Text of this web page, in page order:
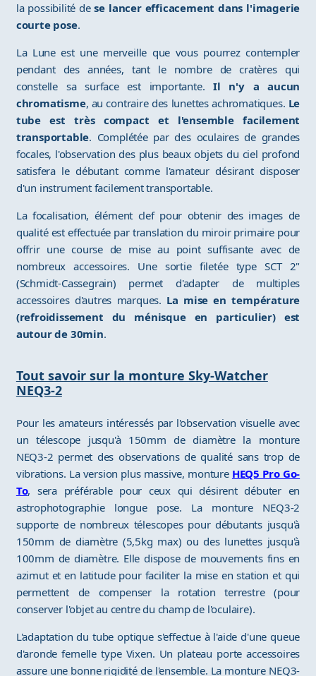
la possibilité dese lancer efficacement dans l'imagerie
courte pose.
La Lune est une merveille que vous pourrez contempler
pendant des années, tant le nombre de cratères qui
constelle sa surface est importante.Il n'y a aucun
chromatisme, au contraire des lunettes achromatiques. Le
tube est très compact et l'ensemble facilement
transportable. Complétée par des oculaires de grandes
focales, l'observation des plus beaux objets du ciel profond
satisfera le débutant comme l'amateur désirant disposer
d'un instrument facilement transportable.
La focalisation, élément clef pour obtenir des images de
qualité est effectuée par translation du miroir primaire pour
offrir une course de mise au point suffisante avec de
nombreux accessoires. Une sortie filetée type SCT 2"
(Schmidt-Cassegrain) permet d'adapter de multiples
accessoires d'autres marques. La mise en température
(refroidissement du ménisque en particulier) est
autour de 30min.
Tout savoir sur la monture Sky-Watcher
NEQ3-2
Pour les amateurs intéressés par l'observation visuelle avec
un télescope jusqu'à 150mm de diamètre la monture
NEQ3-2 permet des observations de qualité sans trop de
vibrations. La version plus massive, monture HEQ5 Pro Go-
To, sera préférable pour ceux qui désirent débuter en
astrophotographie longue pose. La monture NEQ3-2
supporte de nombreux télescopes pour débutants jusqu'à
150mm de diamètre (5,5kg max) ou des lunettes jusqu'à
100mm de diamètre. Elle dispose de mouvements fins en
azimut et en latitude pour faciliter la mise en station et qui
permettent de compenser la rotation terrestre (pour
conserver l'objet au centre du champ de l'oculaire).
L'adaptation du tube optique s'effectue à l'aide d'une queue
d'aronde femelle type Vixen. Un plateau porte accessoires
assure une bonne rigidité de l'ensemble. La monture NEQ3-